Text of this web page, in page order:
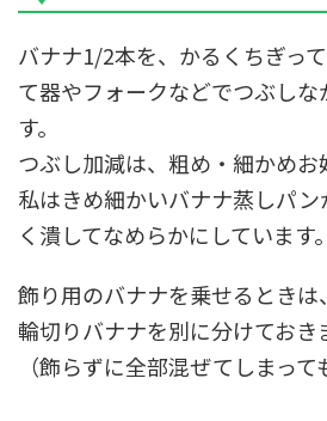
バナナ1/2本を、かるくちぎっ
て器やフォークなどでつぶしな
す。
つぶし加減は、粗め・細かめお
私はきめ細かいバナナ蒸しパ
く潰してなめらかにしています。
飾り用のバナナを乗せるとき
輪切りバナナを別に分けておき
（飾らずに全部混ぜてしまって